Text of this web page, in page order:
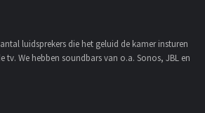
luidsprekers die het geluid de kamer insturen
tv. We hebben soundbars van o.a. Sonos, JBL en